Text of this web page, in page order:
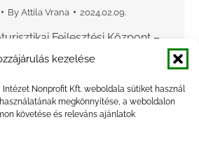
kezelése
Intézet Nonprofit Kft. weboldala sütiket használ
megkönnyítése, a weboldalon
követése és releváns ajánlatok
By Attila Vrana 2024.02.09.
Fejlesztési Központ –
és a Herman Ottó Intézet
kidolgozását a Nemzeti
a Kislépték